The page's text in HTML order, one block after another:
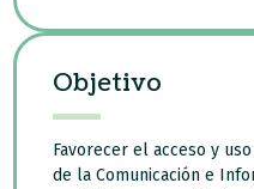
Objetivo
Favorecer el acceso y
de la Comunicación e